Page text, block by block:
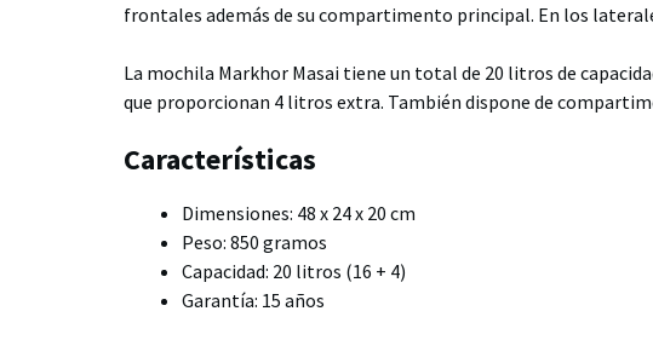
frontales además de su compartimento principal. En los
La mochila Markhor Masai tiene un total de 20 litros de
que proporcionan 4 litros extra. También dispone de
Características
Dimensiones: 48 x 24 x 20 cm
Peso: 850 gramos
Capacidad: 20 litros (16 + 4)
Garantía: 15 años